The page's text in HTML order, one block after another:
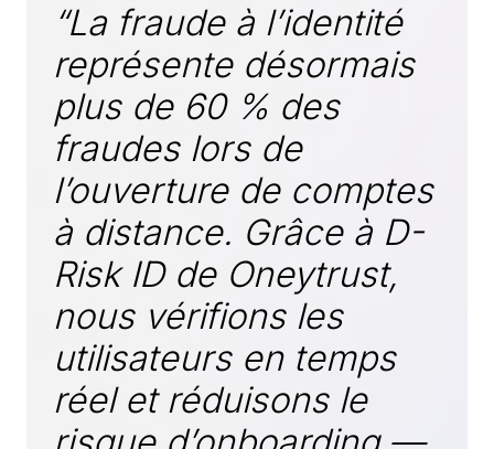
“La fraude à l’identité
représente désormais
plus de 60 % des
fraudes lors de
l’ouverture de comptes
à distance. Grâce à D-
Risk ID de Oneytrust,
nous vérifions les
utilisateurs en temps
réel et réduisons le